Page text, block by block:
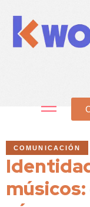
COMUNICACIÓN